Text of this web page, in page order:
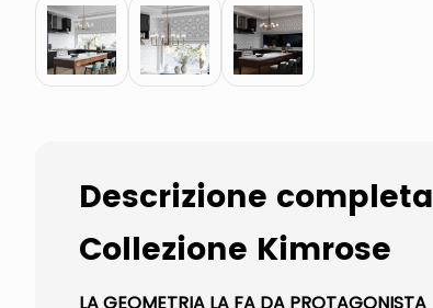
Descrizione completa
Collezione Kimrose